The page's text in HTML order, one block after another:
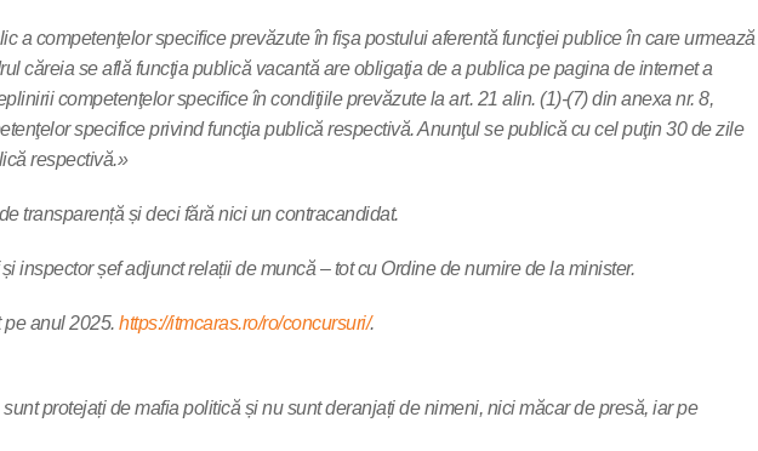
a competenţelor specifice prevăzute în fişa postului aferentă funcţiei publice în care urmează
căreia se află funcţia publică vacantă are obligaţia de a publica pe pagina de internet a
competenţelor specifice în condiţiile prevăzute la art. 21 alin. (1)-(7) din anexa nr. 8,
specifice privind funcţia publică respectivă. Anunţul se publică cu cel puţin 30 de zile
respectivă.»
transparență și deci fără nici un contracandidat.
șef adjunct relații de muncă – tot cu Ordine de numire de la minister.
pe anul 2025. https://itmcaras.ro/ro/concursuri/.
protejați de mafia politică și nu sunt deranjați de nimeni, nici măcar de presă, iar pe